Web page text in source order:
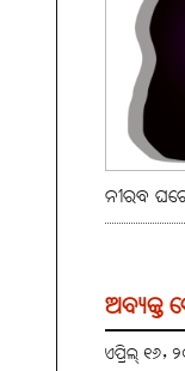
ନୀରବ
ଅବ୍ୟକ୍ତ
ଏପ୍ରିଲ୍ ୧୬,